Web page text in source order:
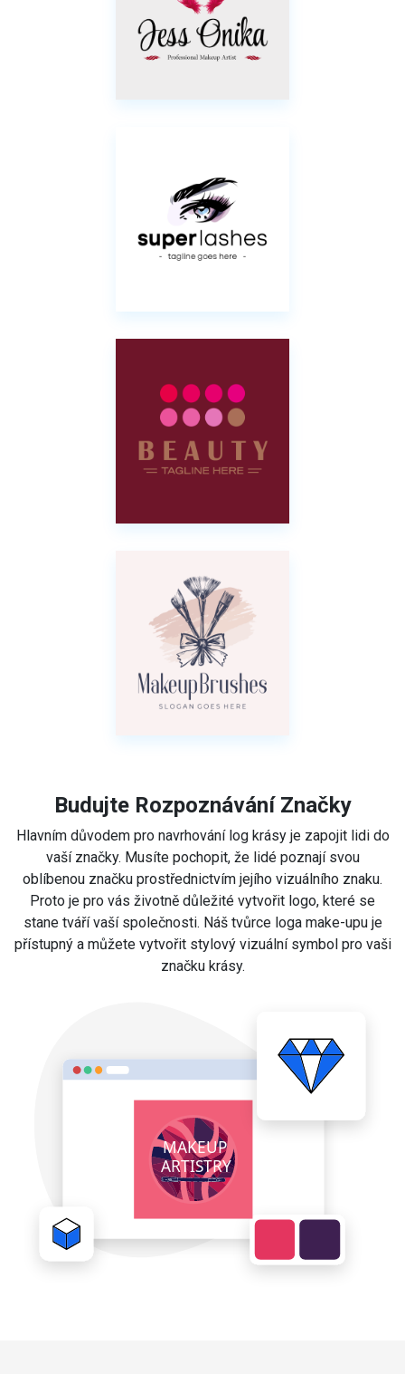
Budujte Rozpoznávání Značky
Hlavním důvodem pro navrhování log krásy je zapojit lidi do
vaší značky. Musíte pochopit, že lidé poznají svou
oblíbenou značku prostřednictvím jejího vizuálního znaku.
Proto je pro vás životně důležité vytvořit logo, které se
stane tváří vaší společnosti. Náš tvůrce loga make-upu je
přístupný a můžete vytvořit stylový vizuální symbol pro vaši
značku krásy.